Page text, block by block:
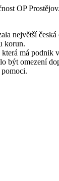
OP
největší
korun.
má
být omezení